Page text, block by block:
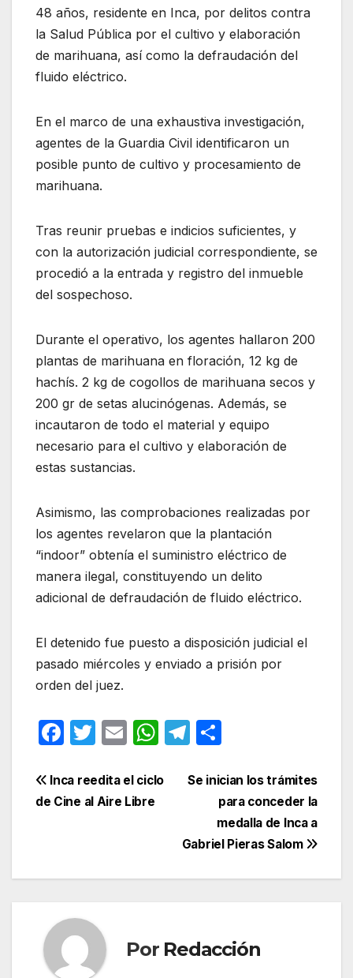
48 años, residente en Inca, por delitos contra
la Salud Pública por el cultivo y elaboración
de marihuana, así como la defraudación del
fluido eléctrico.
En el marco de una exhaustiva investigación,
agentes de la Guardia Civil identificaron un
posible punto de cultivo y procesamiento de
marihuana.
Tras reunir pruebas e indicios suficientes, y
con la autorización judicial correspondiente, se
procedió a la entrada y registro del inmueble
del sospechoso.
Durante el operativo, los agentes hallaron 200
plantas de marihuana en floración, 12 kg de
hachís. 2 kg de cogollos de marihuana secos y
200 gr de setas alucinógenas. Además, se
incautaron de todo el material y equipo
necesario para el cultivo y elaboración de
estas sustancias.
Asimismo, las comprobaciones realizadas por
los agentes revelaron que la plantación
“indoor” obtenía el suministro eléctrico de
manera ilegal, constituyendo un delito
adicional de defraudación de fluido eléctrico.
El detenido fue puesto a disposición judicial el
pasado miércoles y enviado a prisión por
orden del juez.
F
c
e
o
T
itt
er
E
ail
W
at
p
T
e
a
m
m
p
ar
tir
Navegación
Se inician los trámites
para conceder la
medalla de Inca a
Gabriel Pieras Salom
Inca reedita el ciclo
de Cine al Aire Libre
Por Redacción